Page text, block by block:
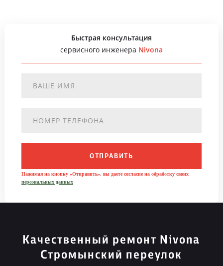
Быстрая консультация
сервисного инженера Nivona
ОТПРАВИТЬ
Нажимая на кнопку «Отправить», вы даете согласие на обработку своих
персональных данных
Качественный ремонт Nivona
Стромынский переулок